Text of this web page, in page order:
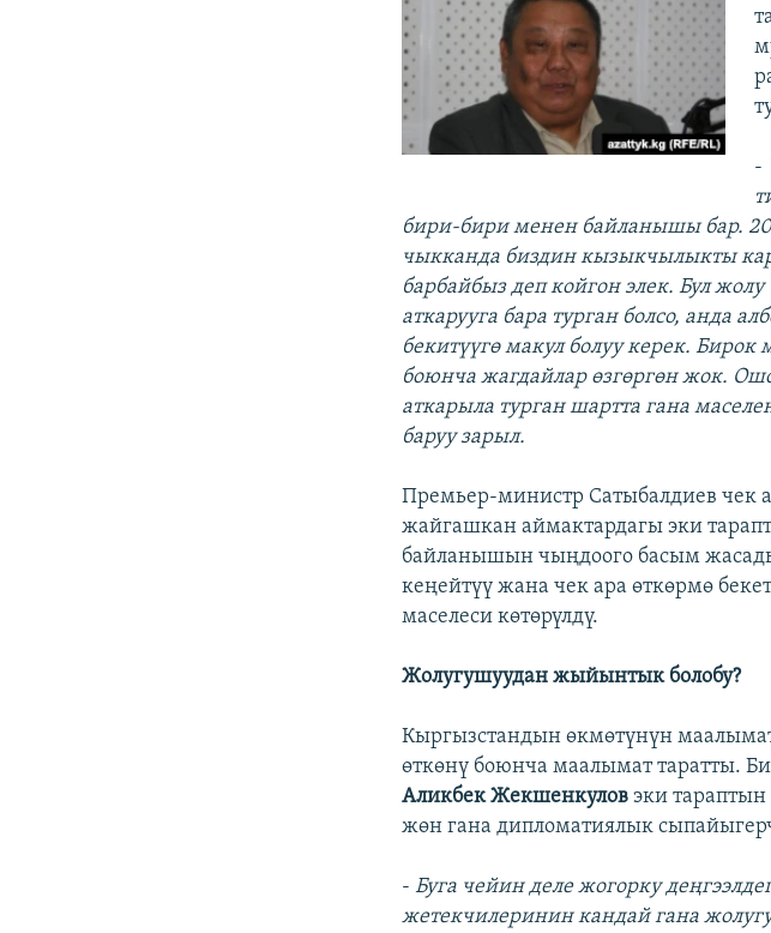
-
бири-бири менен байланышы бар.
чыкканда биздин кызыкчылыкты
барбайбыз деп койгон элек. Бул
аткарууга бара турган болсо, анда
бекитүүгө макул болуу керек.
боюнча жагдайлар өзгөргөн жок.
аткарыла турган шартта гана
баруу зарыл.
Премьер-министр Сатыбалдиев чек
жайгашкан аймактардагы эки
байланышын чыңдоого басым
кеңейтүү жана чек ара өткөрмө
маселеси көтөрүлдү.
Жолугушуудан жыйынтык болобу?
Кыргызстандын өкмөтүнүн
өткөнү боюнча маалымат таратты.
Аликбек Жекшенкулов эки
жөн гана дипломатиялык
-Буга чейин деле жогорку
жетекчилеринин кандай гана